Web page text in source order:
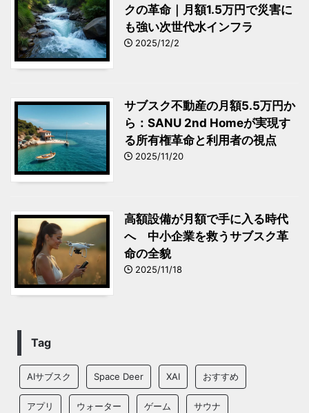
クの革命｜月額1.5万円で災害に
も強い次世代水インフラ
2025/12/2
サブスク不動産の月額5.5万円か
ら：SANU 2nd Homeが実現す
る所有権革命と利用者の視点
2025/11/20
高額設備が月額で手に入る時代
へ 中小企業を救うサブスク革
命の全貌
2025/11/18
Tag
AIサブスク Space Deer XAI おすすめ
アプリ ウォーター ゲーム サウナ